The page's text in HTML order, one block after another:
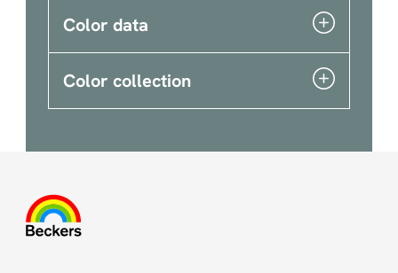
Color data
Color collection